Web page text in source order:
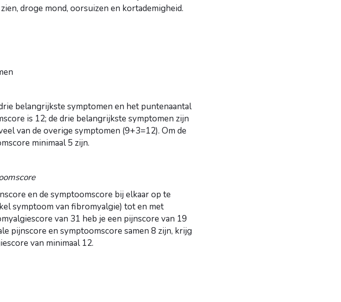
droge mond, oorsuizen en kortademigheid.
belangrijkste symptomen en het puntenaantal
is 12; de drie belangrijkste symptomen zijn
van de overige symptomen (9+3=12). Om de
minimaal 5 zijn.
en de symptoomscore bij elkaar op te
symptoom van fibromyalgie) tot en met
van 31 heb je een pijnscore van 19
pijnscore en symptoomscore samen 8 zijn, krijg
van minimaal 12.